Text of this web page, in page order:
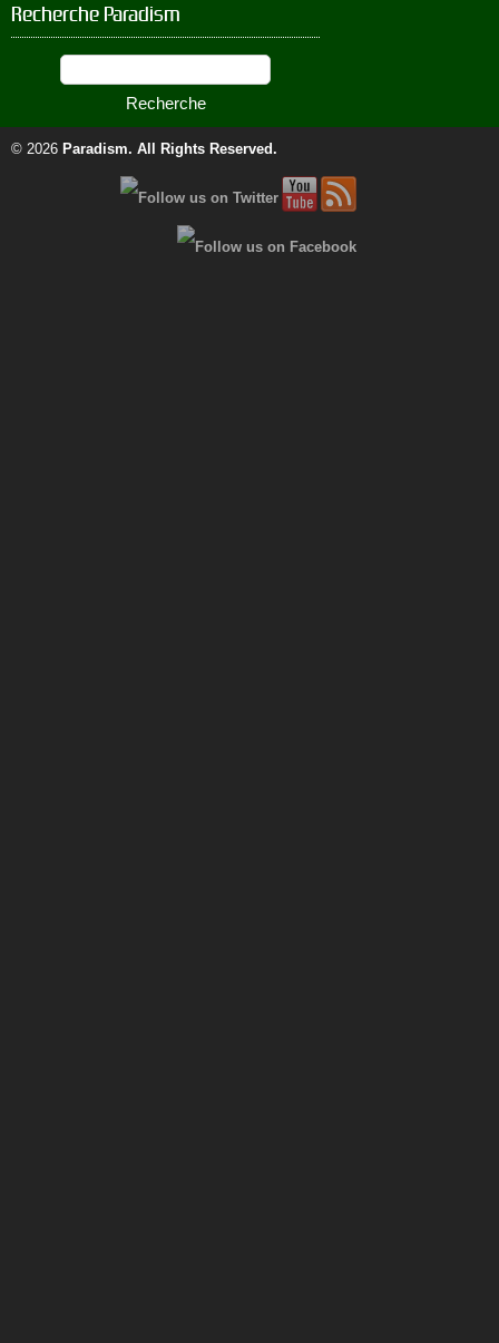
Recherche Paradism
© 2026 Paradism. All Rights Reserved.